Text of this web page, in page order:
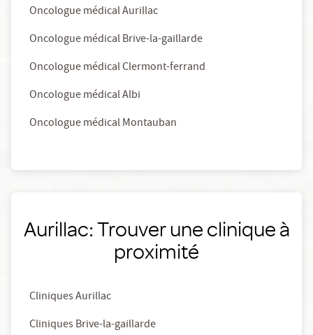
Oncologue médical Aurillac
Oncologue médical Brive-la-gaillarde
Oncologue médical Clermont-ferrand
Oncologue médical Albi
Oncologue médical Montauban
Aurillac: Trouver une clinique à
proximité
Cliniques Aurillac
Cliniques Brive-la-gaillarde